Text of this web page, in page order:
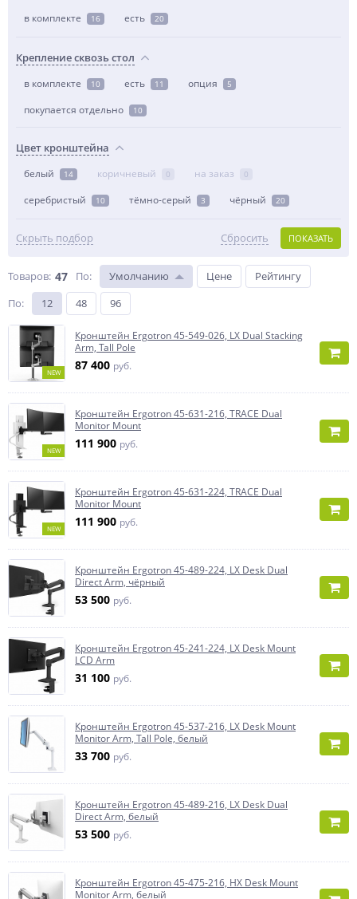
в комплекте 16 есть 20
Крепление сквозь стол
в комплекте 10 есть 11 опция 5
покупается отдельно 10
Цвет кронштейна
белый 14 коричневый 0 на заказ 0
серебристый 10 тёмно-серый 3 чёрный 20
Скрыть подбор ПОКАЗАТЬ
Сбросить
Товаров: 47 По: Умолчанию Цене
Рейтингу
По: 12 48 96
NEW
Кронштейн Ergotron 45-549-026, LX Dual Stacking
Arm, Tall Pole
87 400 руб.
NEW
Кронштейн Ergotron 45-631-216, TRACE Dual
Monitor Mount
111 900 руб.
NEW
Кронштейн Ergotron 45-631-224, TRACE Dual
Monitor Mount
111 900 руб.
Кронштейн Ergotron 45-489-224, LX Desk Dual
Direct Arm, чёрный
53 500 руб.
Кронштейн Ergotron 45-241-224, LX Desk Mount
LCD Arm
31 100 руб.
Кронштейн Ergotron 45-537-216, LX Desk Mount
Monitor Arm, Tall Pole, белый
33 700 руб.
Кронштейн Ergotron 45-489-216, LX Desk Dual
Direct Arm, белый
53 500 руб.
Кронштейн Ergotron 45-475-216, HX Desk Mount
Monitor Arm, белый